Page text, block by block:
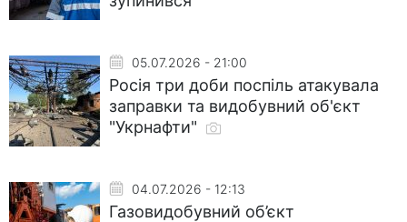
05.07.2026 - 21:00
Росія три доби поспіль атакувала
заправки та видобувний об'єкт
"Укрнафти"
04.07.2026 - 12:13
Газовидобувний об’єкт